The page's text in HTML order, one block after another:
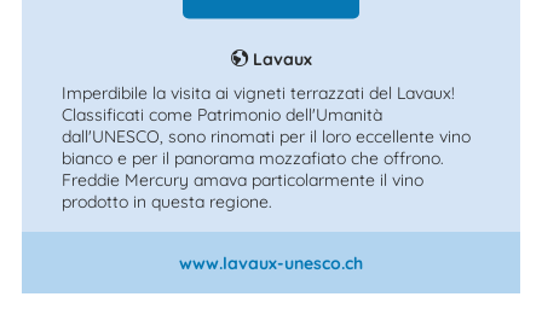
Lavaux
Imperdibile la visita ai vigneti terrazzati del Lavaux!
Classificati come Patrimonio dell'Umanità
dall'UNESCO, sono rinomati per il loro eccellente vino
bianco e per il panorama mozzafiato che offrono.
Freddie Mercury amava particolarmente il vino
prodotto in questa regione.
www.lavaux-unesco.ch